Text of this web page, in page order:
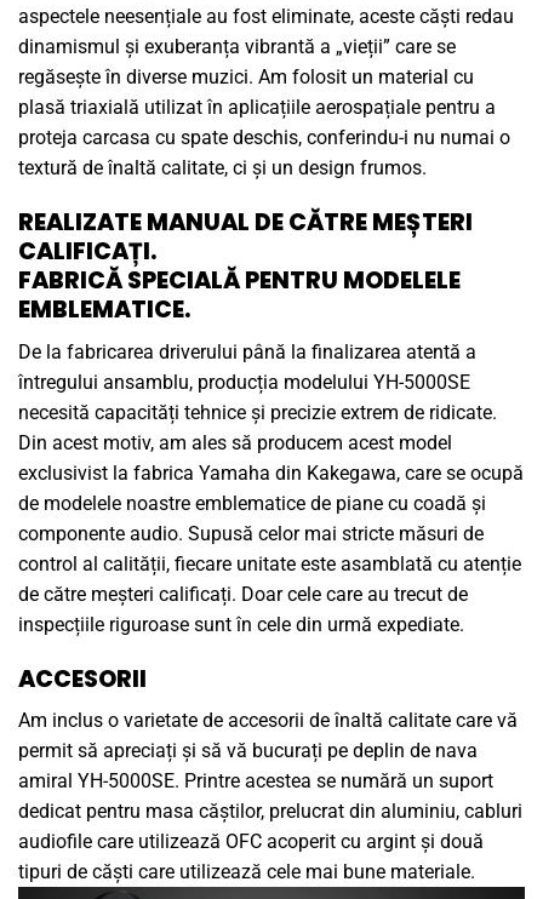
aspectele neesențiale au fost eliminate, aceste căști redau
dinamismul și exuberanța vibrantă a „vieții” care se
regăsește în diverse muzici. Am folosit un material cu
plasă triaxială utilizat în aplicațiile aerospațiale pentru a
proteja carcasa cu spate deschis, conferindu-i nu numai o
textură de înaltă calitate, ci și un design frumos.
REALIZATE MANUAL DE CĂTRE MEȘTERI
CALIFICAȚI.
FABRICĂ SPECIALĂ PENTRU MODELELE
EMBLEMATICE.
De la fabricarea driverului până la finalizarea atentă a
întregului ansamblu, producția modelului YH-5000SE
necesită capacități tehnice și precizie extrem de ridicate.
Din acest motiv, am ales să producem acest model
exclusivist la fabrica Yamaha din Kakegawa, care se ocupă
de modelele noastre emblematice de piane cu coadă și
componente audio. Supusă celor mai stricte măsuri de
control al calității, fiecare unitate este asamblată cu atenție
de către meșteri calificați. Doar cele care au trecut de
inspecțiile riguroase sunt în cele din urmă expediate.
ACCESORII
Am inclus o varietate de accesorii de înaltă calitate care vă
permit să apreciați și să vă bucurați pe deplin de nava
amiral YH-5000SE. Printre acestea se numără un suport
dedicat pentru masa căștilor, prelucrat din aluminiu, cabluri
audiofile care utilizează OFC acoperit cu argint și două
tipuri de căști care utilizează cele mai bune materiale.